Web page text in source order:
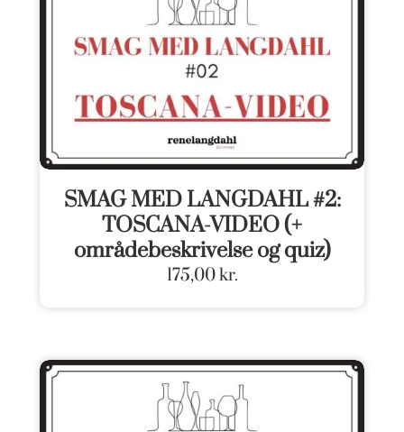
SMAG MED LANGDAHL #2:
TOSCANA-VIDEO (+
områdebeskrivelse og quiz)
175,00kr.